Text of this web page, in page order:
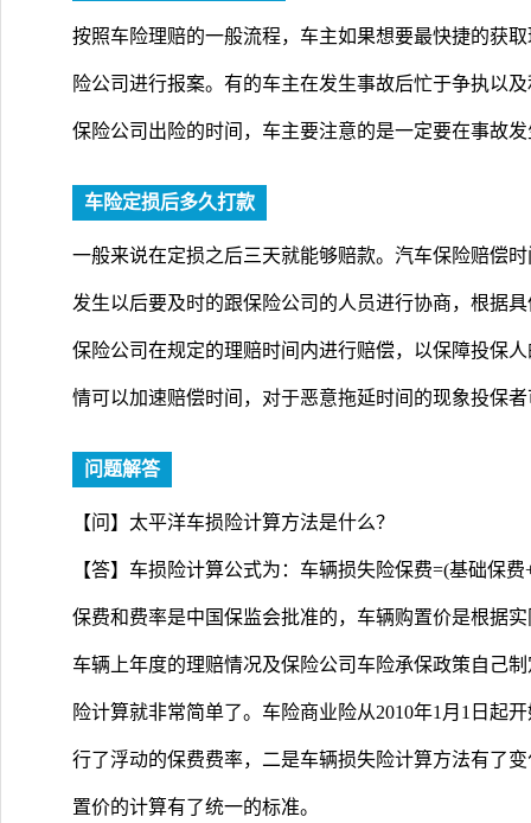
按照车险理赔的一般流程，车主如果想要最快捷的获
险公司进行报案。有的车主在发生事故后忙于争执以
保险公司出险的时间，车主要注意的是一定要在事故
车险定损后多久打款
一般来说在定损之后三天就能够赔款。汽车保险赔偿
发生以后要及时的跟保险公司的人员进行协商，根据
保险公司在规定的理赔时间内进行赔偿，以保障投保
情可以加速赔偿时间，对于恶意拖延时间的现象投保
问题解答
【问】太平洋车损险计算方法是什么？
【答】车损险计算公式为：车辆损失险保费=(基础保
保费和费率是中国保监会批准的，车辆购置价是根据
车辆上年度的理赔情况及保险公司车险承保政策自己
险计算就非常简单了。车险商业险从2010年1月1日起
行了浮动的保费费率，二是车辆损失险计算方法有了
置价的计算有了统一的标准。